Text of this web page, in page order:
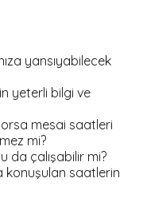
yansıyabilecek
yeterli bilgi ve
mesai saatleri
mi?
da çalışabilir mi?
konuşulan saatlerin